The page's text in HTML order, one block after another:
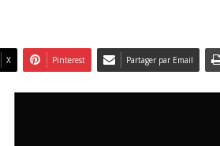
X Pinterest Partager par Email